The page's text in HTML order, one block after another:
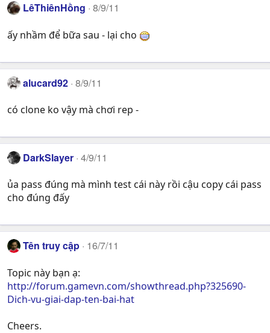
LêThiênHồng 8/9/11
ấy nhầm để bữa sau - lại cho
alucard92 8/9/11
có clone ko vậy mà chơi rep -
DarkSlayer 4/9/11
ủa pass đúng mà mình test cái này rồi cậu copy cái pass
cho đúng đấy
Tên truy cập 16/7/11
Topic này bạn ạ:
http://forum.gamevn.com/showthread.php?325690-
Dich-vu-giai-dap-ten-bai-hat
Cheers.